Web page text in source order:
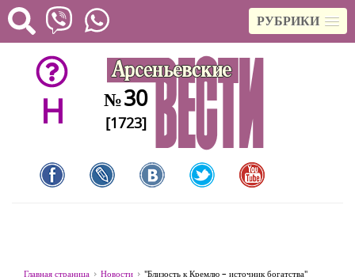
РУБРИКИ
H №30
[1723]
Главная страница Новости "Близость к Кремлю – источник богатства"